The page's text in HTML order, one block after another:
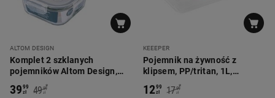
ALTOM DESIGN
Komplet 2 szklanych
pojemników Altom Design,
750 ml, 2 komory, kwadratowe
3999
zł 49 99
zł
*
KEEEPER
Pojemnik na żywność z
klipsem, PP/tritan, 1L,
seledynowy
1299
zł 17 99
zł
*